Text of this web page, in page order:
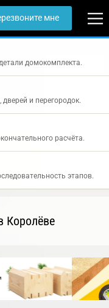
мне
домокомплекта.
и перегородок.
расчёта.
этапов.
Королёве